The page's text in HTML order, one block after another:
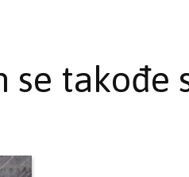
se takođe